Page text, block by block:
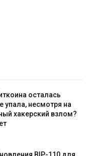
осталась
упала, несмотря на
хакерский взлом?
BIP-110 для